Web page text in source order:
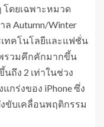
ดยเฉพาะหมวด
Autumn/Winter
เทคโนโลยีและแฟชั่น
รวมคึกคักมากขึ้น
ถึง 2 เท่าในช่วง
กร่งของ iPhone ซึ่ง
ขับเคลื่อนพฤติกรรม